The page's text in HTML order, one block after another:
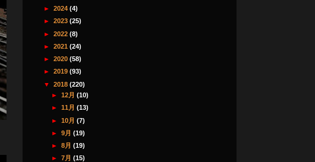
► 2024 (4)
► 2023 (25)
► 2022 (8)
► 2021 (24)
► 2020 (58)
► 2019 (93)
▼ 2018 (220)
►12月(10)
►11月(13)
►10月(7)
►9月(19)
►8月(19)
►7月(15)